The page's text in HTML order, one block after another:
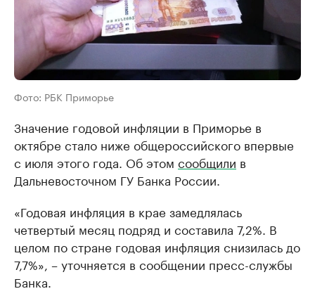
Фото: РБК Приморье
Значение годовой инфляции в Приморье в
октябре стало ниже общероссийского впервые
с июля этого года. Об этом сообщили в
Дальневосточном ГУ Банка России.
«Годовая инфляция в крае замедлялась
четвертый месяц подряд и составила 7,2%. В
целом по стране годовая инфляция снизилась до
7,7%», – уточняется в сообщении пресс-службы
Банка.